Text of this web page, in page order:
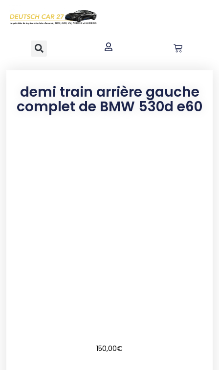
principal
demi train arrière gauche
complet de BMW 530d e60
150,00€